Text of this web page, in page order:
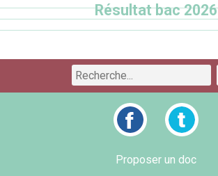
Résultat bac 2026
Proposer un doc